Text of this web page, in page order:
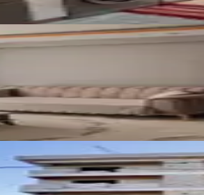
Yakın Yeni Yapı Satılık 1+1 Daire